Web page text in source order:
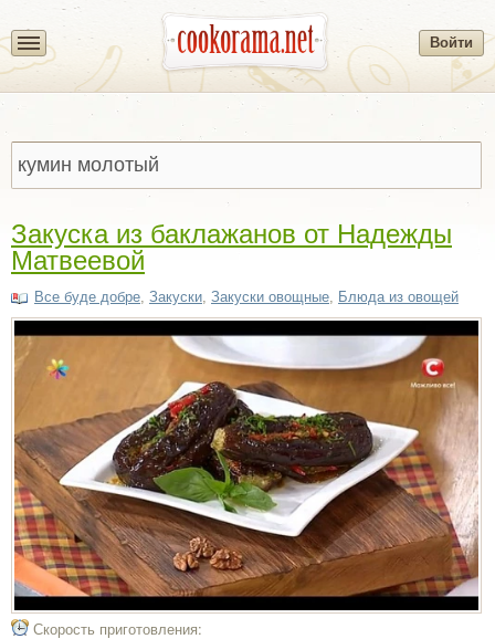
Войти
Закуска из баклажанов от Надежды
Матвеевой
Все буде добре, Закуски, Закуски овощные, Блюда из овощей
Скорость приготовления: